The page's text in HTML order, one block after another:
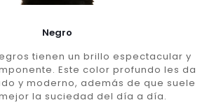
Negro
tienen un brillo espectacular y
Este color profundo les da
y moderno, además de que suele
la suciedad del día a día.